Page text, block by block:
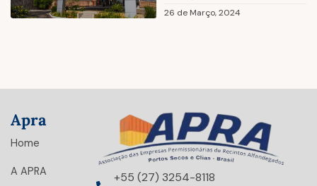
26 de Março, 2024
Apra
Home
A APRA
+55 (27) 3254-8118